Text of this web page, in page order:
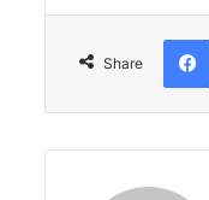
Share